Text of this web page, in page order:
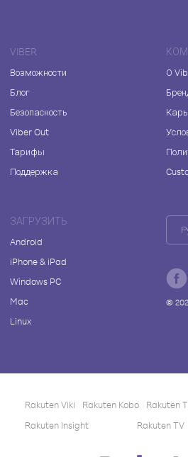
VIBER
Возможности
Блог
Безопасность
Viber Out
Тарифы
Поддержка
О
ЗАГРУЗИТЬ
Android
iPhone & iPad
Windows PC
Mac
Linux
©
Rakuten Viki Rakuten Kobo Rakuten
Rakuten Insight
Rakuten TV